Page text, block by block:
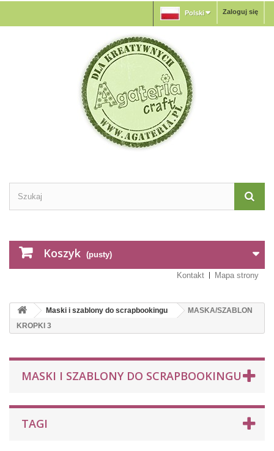
Zaloguj się
Polski
Koszyk (pusty)
Kontakt Mapa strony
Maski i szablony do scrapbookingu
MASKA/SZABLON
KROPKI 3
MASKI I SZABLONY DO SCRAPBOOKINGU
TAGI